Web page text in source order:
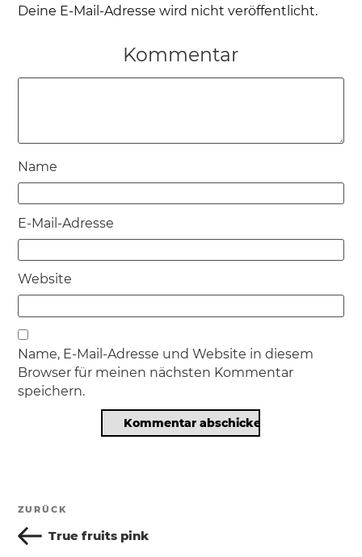
Deine E-Mail-Adresse wird nicht veröffentlicht.
Kommentar
Name
E-Mail-Adresse
Website
Name, E-Mail-Adresse und Website in diesem
Browser für meinen nächsten Kommentar
speichern.
Beitragsnavigation
Vorheriger
Beitrag
ZURÜCK
True fruits pink